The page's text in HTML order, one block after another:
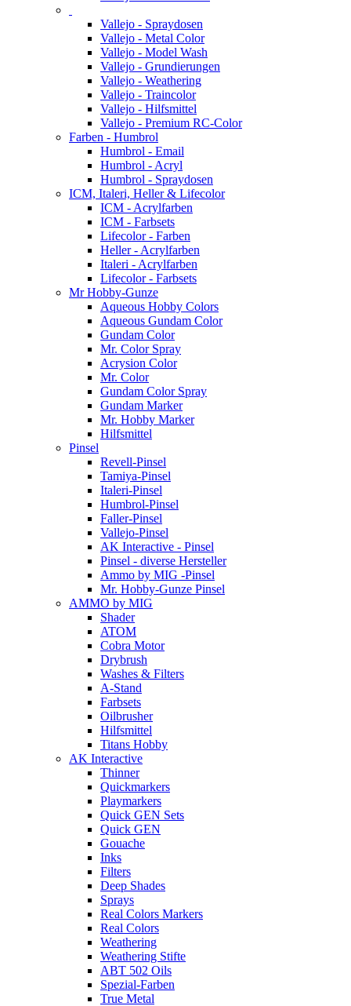
Vallejo - Spraydosen
Vallejo - Metal Color
Vallejo - Model Wash
Vallejo - Grundierungen
Vallejo - Weathering
Vallejo - Traincolor
Vallejo - Hilfsmittel
Vallejo - Premium RC-Color
Farben - Humbrol
Humbrol - Email
Humbrol - Acryl
Humbrol - Spraydosen
ICM, Italeri, Heller & Lifecolor
ICM - Acrylfarben
ICM - Farbsets
Lifecolor - Farben
Heller - Acrylfarben
Italeri - Acrylfarben
Lifecolor - Farbsets
Mr Hobby-Gunze
Aqueous Hobby Colors
Aqueous Gundam Color
Gundam Color
Mr. Color Spray
Acrysion Color
Mr. Color
Gundam Color Spray
Gundam Marker
Mr. Hobby Marker
Hilfsmittel
Pinsel
Revell-Pinsel
Tamiya-Pinsel
Italeri-Pinsel
Humbrol-Pinsel
Faller-Pinsel
Vallejo-Pinsel
AK Interactive - Pinsel
Pinsel - diverse Hersteller
Ammo by MIG -Pinsel
Mr. Hobby-Gunze Pinsel
AMMO by MIG
Shader
ATOM
Cobra Motor
Drybrush
Washes & Filters
A-Stand
Farbsets
Oilbrusher
Hilfsmittel
Titans Hobby
AK Interactive
Thinner
Quickmarkers
Playmarkers
Quick GEN Sets
Quick GEN
Gouache
Inks
Filters
Deep Shades
Sprays
Real Colors Markers
Real Colors
Weathering
Weathering Stifte
ABT 502 Oils
Spezial-Farben
True Metal